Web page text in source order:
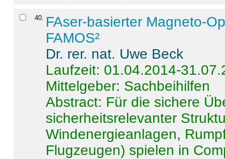
40. FAser-basierter Magneto-
FAMOS²
Dr. rer. nat. Uwe Beck
Laufzeit: 01.04.2014-
Mittelgeber: Sachbeihilfen
Abstract: Für die sichere
sicherheitsrelevanter
Windenergieanlagen,
Flugzeugen) spielen in